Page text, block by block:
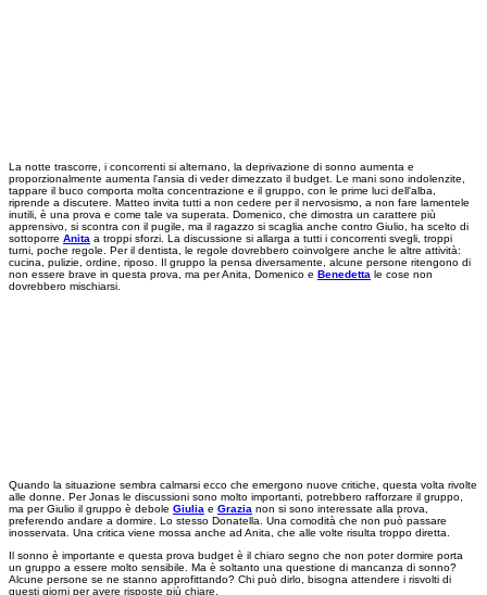
La notte trascorre, i concorrenti si alternano, la deprivazione di sonno aumenta e
proporzionalmente aumenta l'ansia di veder dimezzato il budget. Le mani sono indolenzite,
tappare il buco comporta molta concentrazione e il gruppo, con le prime luci dell'alba,
riprende a discutere. Matteo invita tutti a non cedere per il nervosismo, a non fare lamentele
inutili, è una prova e come tale va superata. Domenico, che dimostra un carattere più
apprensivo, si scontra con il pugile, ma il ragazzo si scaglia anche contro Giulio, ha scelto di
sottoporre Anita a troppi sforzi. La discussione si allarga a tutti i concorrenti svegli, troppi
turni, poche regole. Per il dentista, le regole dovrebbero coinvolgere anche le altre attività:
cucina, pulizie, ordine, riposo. Il gruppo la pensa diversamente, alcune persone ritengono di
non essere brave in questa prova, ma per Anita, Domenico e Benedetta le cose non
dovrebbero mischiarsi.
Quando la situazione sembra calmarsi ecco che emergono nuove critiche, questa volta rivolte
alle donne. Per Jonas le discussioni sono molto importanti, potrebbero rafforzare il gruppo,
ma per Giulio il gruppo è debole Giulia e Grazia non si sono interessate alla prova,
preferendo andare a dormire. Lo stesso Donatella. Una comodità che non può passare
inosservata. Una critica viene mossa anche ad Anita, che alle volte risulta troppo diretta.
Il sonno è importante e questa prova budget è il chiaro segno che non poter dormire porta
un gruppo a essere molto sensibile. Ma è soltanto una questione di mancanza di sonno?
Alcune persone se ne stanno approfittando? Chi può dirlo, bisogna attendere i risvolti di
questi giorni per avere risposte più chiare.